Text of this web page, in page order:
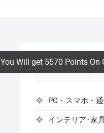
You Will get 5570 Points On
PC・スマホ・
インテリア･家